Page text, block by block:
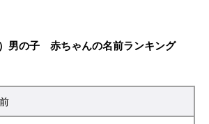
男の子 赤ちゃんの名前ランキング